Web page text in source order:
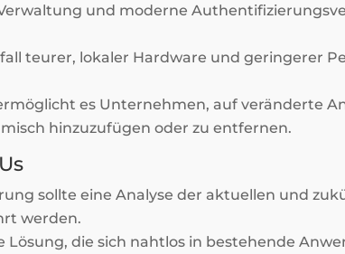
und moderne
teurer, lokaler Hardware und geringerer
es Unternehmen, auf veränderte
hinzuzufügen oder zu entfernen.
sollte eine Analyse der aktuellen und
werden.
Lösung, die sich nahtlos in bestehende